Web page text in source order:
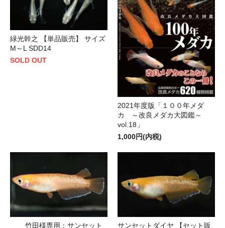
緑光幹之 【単品販売】 サイズ
M～L SDD14
SOLD OUT
2021年度版「１００年メダ
カ ～改良メダカ大図鑑～
vol.18」
1,000円(内税)
竹田様専用：サンセット
サンセットダイヤ 【セット販